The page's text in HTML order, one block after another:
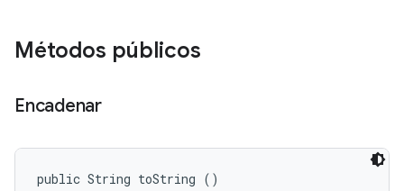
Métodos públicos
Encadenar
public String toString ()